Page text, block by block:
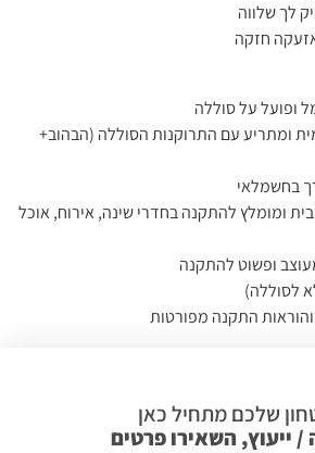
לך שלווה
חזקה
ופועל על סוללה
ומתריע עם התרוקנות הסוללה (הבהוב+
בחשמלאי
ומומלץ להתקנה בחדרי שינה, אירוח, אוכל
ופשוט להתקנה
לסוללה)
התקנה מפורטות
שלכם מתחיל כאן
/ ייעוץ, השאירו פרטים